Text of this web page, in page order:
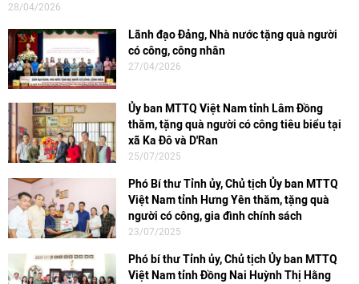
28/04/2026
Lãnh đạo Đảng, Nhà nước tặng quà người
có công, công nhân
27/04/2026
Ủy ban MTTQ Việt Nam tỉnh Lâm Đồng
thăm, tặng quà người có công tiêu biểu tại
xã Ka Đô và D'Ran
25/07/2025
Phó Bí thư Tỉnh ủy, Chủ tịch Ủy ban MTTQ
Việt Nam tỉnh Hưng Yên thăm, tặng quà
người có công, gia đình chính sách
23/07/2025
Phó bí thư Tỉnh ủy, Chủ tịch Ủy ban MTTQ
Việt Nam tỉnh Đồng Nai Huỳnh Thị Hằng